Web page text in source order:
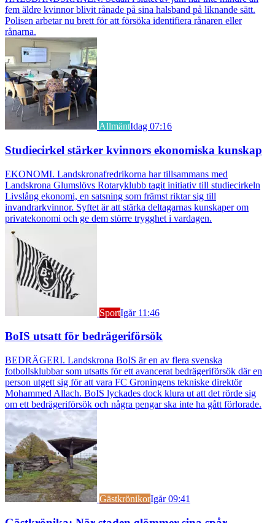
fem äldre kvinnor blivit rånade på sina halsband på liknande sätt.
Polisen arbetar nu brett för att försöka identifiera rånaren eller
rånarna.
AllmäntIdag 07:16
Studiecirkel stärker kvinnors ekonomiska kunskap
EKONOMI. Landskronafredrikorna har tillsammans med
Landskrona Glumslövs Rotaryklubb tagit initiativ till studiecirkeln
Livslång ekonomi, en satsning som främst riktar sig till
invandrarkvinnor. Syftet är att stärka deltagarnas kunskaper om
privatekonomi och ge dem större trygghet i vardagen.
SportIgår 11:46
BoIS utsatt för bedrägeriförsök
BEDRÄGERI. Landskrona BoIS är en av flera svenska
fotbollsklubbar som utsatts för ett avancerat bedrägeriförsök där en
person utgett sig för att vara FC Groningens tekniske direktör
Mohammed Allach. BoIS lyckades dock klura ut att det rörde sig
om ett bedrägeriförsök och några pengar ska inte ha gått förlorade.
GästkrönikorIgår 09:41